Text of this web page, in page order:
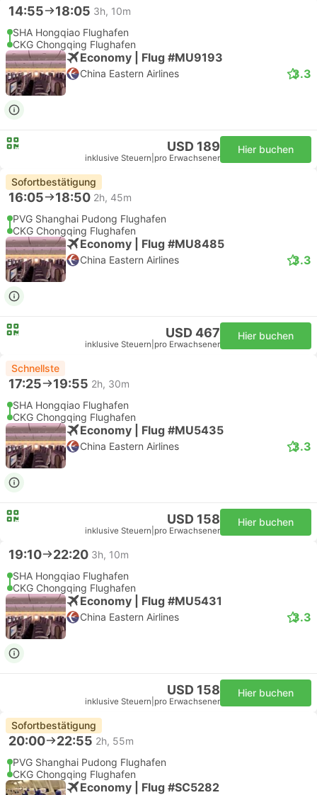
14:55 18:05 3h, 10m
SHA Hongqiao Flughafen
CKG Chongqing Flughafen
Economy | Flug #MU9193
China Eastern Airlines 3.3
USD 189
inklusive Steuern pro Erwachsener
Hier buchen
Sofortbestätigung
16:05 18:50 2h, 45m
PVG Shanghai Pudong Flughafen
CKG Chongqing Flughafen
Economy | Flug #MU8485
China Eastern Airlines 3.3
USD 467
inklusive Steuern pro Erwachsener
Hier buchen
Schnellste
17:25 19:55 2h, 30m
SHA Hongqiao Flughafen
CKG Chongqing Flughafen
Economy | Flug #MU5435
China Eastern Airlines 3.3
USD 158
inklusive Steuern pro Erwachsener
Hier buchen
19:10 22:20 3h, 10m
SHA Hongqiao Flughafen
CKG Chongqing Flughafen
Economy | Flug #MU5431
China Eastern Airlines 3.3
USD 158
inklusive Steuern pro Erwachsener
Hier buchen
Sofortbestätigung
20:00 22:55 2h, 55m
PVG Shanghai Pudong Flughafen
CKG Chongqing Flughafen
Economy | Flug #SC5282